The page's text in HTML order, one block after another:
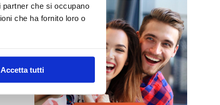
che si occupano
che ha fornito loro o
Accetta tutti